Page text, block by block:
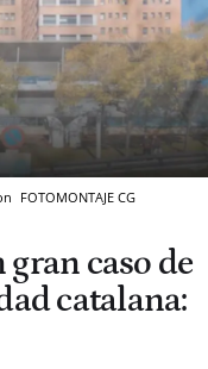
FOTOMONTAJE CG
caso de
catalana: